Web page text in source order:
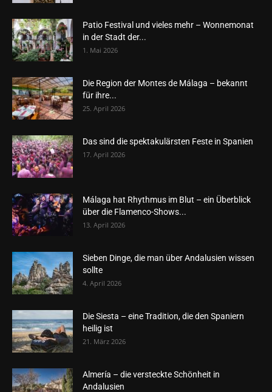
Patio Festival und vieles mehr – Wonnemonat
in der Stadt der...
1. Mai 2026
Die Region der Montes de Málaga – bekannt
für ihre...
25. April 2026
Das sind die spektakulärsten Feste in Spanien
17. April 2026
Málaga hat Rhythmus im Blut – ein Überblick
über die Flamenco-Shows...
13. April 2026
Sieben Dinge, die man über Andalusien wissen
sollte
4. April 2026
Die Siesta – eine Tradition, die den Spaniern
heilig ist
21. März 2026
Almería – die versteckte Schönheit in
Andalusien